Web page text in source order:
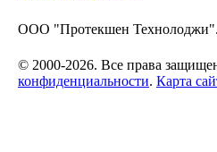
ООО "Протекшен Технолоджи".
© 2000-2026. Все права
конфиденциальности. Карта